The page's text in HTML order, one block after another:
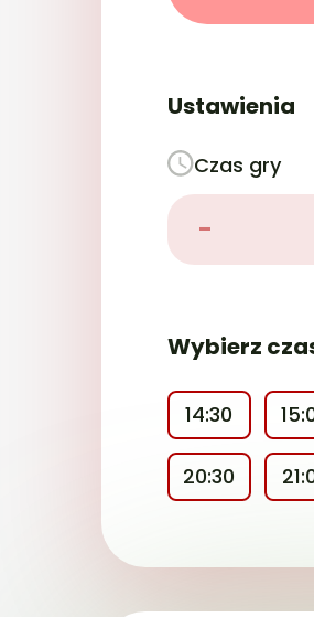
Czas gry
-
Ustawienia
Wybierz
14:30
20:30